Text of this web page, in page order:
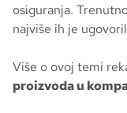
osiguranja.
najviše ih je
Više o ovoj temi
proizvoda u